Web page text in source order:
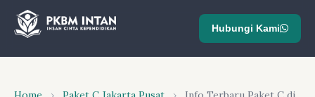
Hubungi Kami